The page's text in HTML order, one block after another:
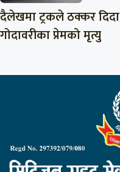
दैलेखमा ट्रकले ठक्कर दिदा
गोदावरीका प्रेमको मृत्यु